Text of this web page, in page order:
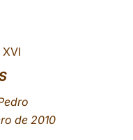
XVI
de 2010